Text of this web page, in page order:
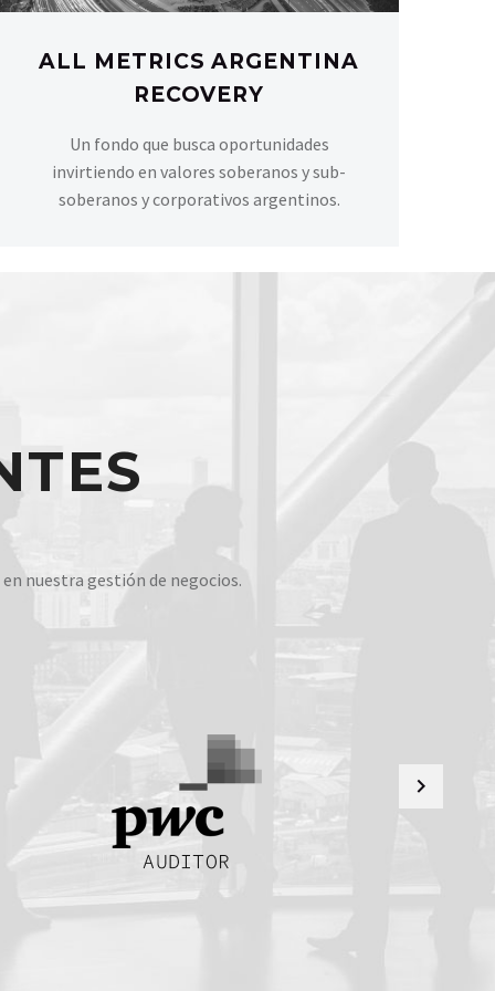
ALL METRICS ARGENTINA
RECOVERY
Un fondo que busca oportunidades
invirtiendo en valores soberanos y sub-
soberanos y corporativos argentinos.
nuestra gestión de negocios.